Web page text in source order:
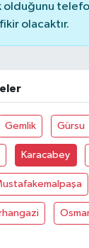
olduğunu
olacaktır.
Gemlik Gürsu
Karacabey